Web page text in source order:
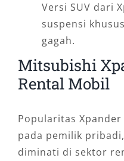
Versi SUV dari
suspensi
gagah.
Mitsubishi
Rental Mobil
Popularitas
pada pemilik
diminati di sektor